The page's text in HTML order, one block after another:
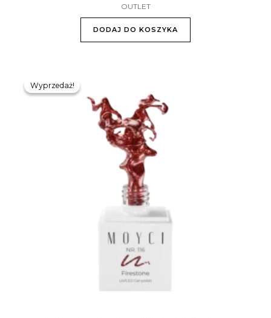
OUTLET
DODAJ DO KOSZYKA
Wyprzedaż!
Wyprzedaż!
34,99 zł.